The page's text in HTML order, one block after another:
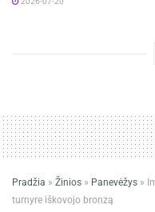
Pradžia » Žinios » Panevėžys »
turnyre iškovojo bronzą